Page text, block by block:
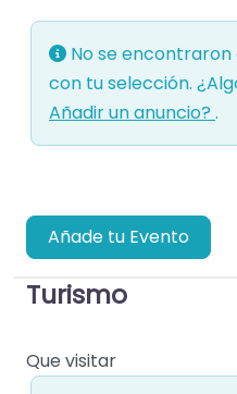
No se
con tu selección.
Añadir un anuncio? .
Añade tu Evento
Turismo
Que visitar